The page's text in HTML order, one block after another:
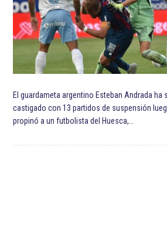
El guardameta argentino Esteban Andrada ha
castigado con 13 partidos de suspensión
propinó a un futbolista del Huesca,…